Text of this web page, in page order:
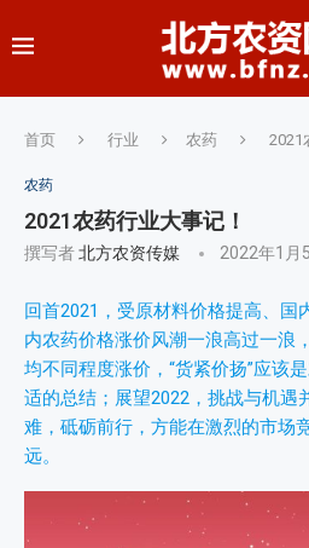
首页 行业 农药 2021
农药
2021农药行业大事记！
撰写者北方农资传媒 2022年1月
回首2021，受原材料价格提高、国
内农药价格涨价风潮一浪高过一浪
均不同程度涨价，“货紧价扬”应该
适的总结；展望2022，挑战与机遇
难，砥砺前行，方能在激烈的市场
远。